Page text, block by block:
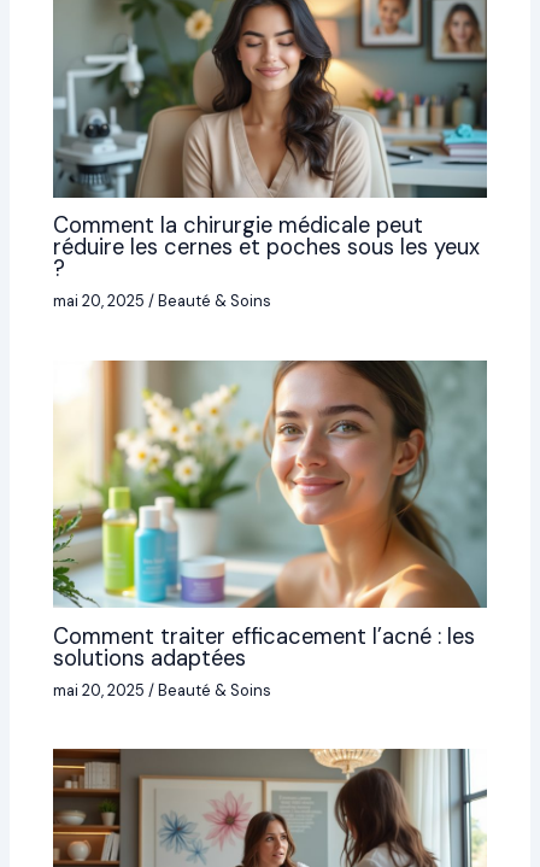
Comment la chirurgie médicale peut
réduire les cernes et poches sous les yeux
?
mai 20, 2025/Beauté & Soins
Comment traiter efficacement l’acné : les
solutions adaptées
mai 20, 2025/Beauté & Soins